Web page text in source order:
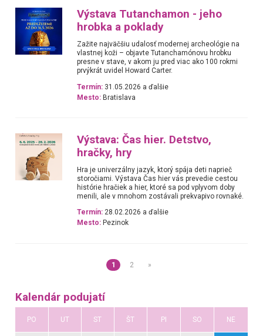
Výstava Tutanchamon - jeho
hrobka a poklady
Zažite najväčšiu udalosť modernej archeológie na
vlastnej koži – objavte Tutanchamónovu hrobku
presne v stave, v akom ju pred viac ako 100 rokmi
prvýkrát uvidel Howard Carter.
Termín: 31.05.2026 a ďalšie
Mesto: Bratislava
Výstava: Čas hier. Detstvo,
hračky, hry
Hra je univerzálny jazyk, ktorý spája deti naprieč
storočiami. Výstava Čas hier vás prevedie cestou
histórie hračiek a hier, ktoré sa pod vplyvom doby
menili, ale v mnohom zostávali prekvapivo rovnaké.
Termín: 28.02.2026 a ďalšie
Mesto: Pezinok
1 2 »
Kalendár podujatí
PO UT ST ŠT PI SO NE